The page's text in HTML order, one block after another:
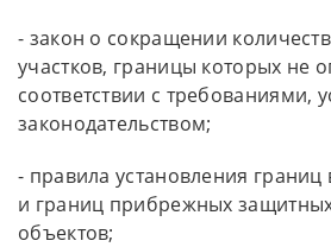
- закон о сокращении
участков, границы которых не
соответствии с требованиями,
законодательством;
- правила установления
и границ прибрежных
объектов;